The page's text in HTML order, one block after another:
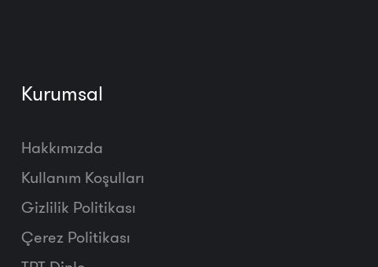
Kurumsal
Hakkımızda
Kullanım Koşulları
Gizlilik Politikası
Çerez Politikası